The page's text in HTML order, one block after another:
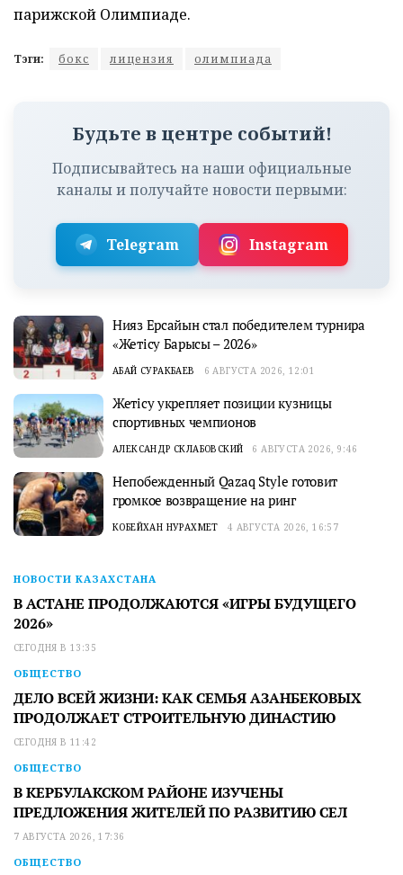
парижской Олимпиаде.
Тэги: бокс лицензия олимпиада
Будьте в центре событий!
Подписывайтесь на наши официальные
каналы и получайте новости первыми:
Telegram Instagram
Нияз Ерсайын стал победителем турнира
«Жетісу Барысы – 2026»
АБАЙ СУРАКБАЕВ 6 АВГУСТА 2026, 12:01
Жетісу укрепляет позиции кузницы
спортивных чемпионов
АЛЕКСАНДР СКЛАБОВСКИЙ 6 АВГУСТА 2026, 9:46
Непобежденный Qazaq Style готовит
громкое возвращение на ринг
КОБЕЙХАН НУРАХМЕТ 4 АВГУСТА 2026, 16:57
НОВОСТИ КАЗАХСТАНА
В АСТАНЕ ПРОДОЛЖАЮТСЯ «ИГРЫ БУДУЩЕГО
2026»
СЕГОДНЯ В 13:35
ОБЩЕСТВО
ДЕЛО ВСЕЙ ЖИЗНИ: КАК СЕМЬЯ АЗАНБЕКОВЫХ
ПРОДОЛЖАЕТ СТРОИТЕЛЬНУЮ ДИНАСТИЮ
СЕГОДНЯ В 11:42
ОБЩЕСТВО
В КЕРБУЛАКСКОМ РАЙОНЕ ИЗУЧЕНЫ
ПРЕДЛОЖЕНИЯ ЖИТЕЛЕЙ ПО РАЗВИТИЮ СЕЛ
7 АВГУСТА 2026, 17:36
ОБЩЕСТВО